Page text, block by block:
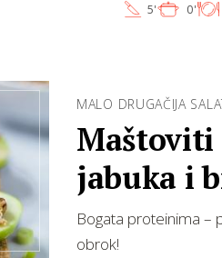
5' 0'
MALO DRUGAČIJA
jabuka i
Bogata proteinima –
obrok!